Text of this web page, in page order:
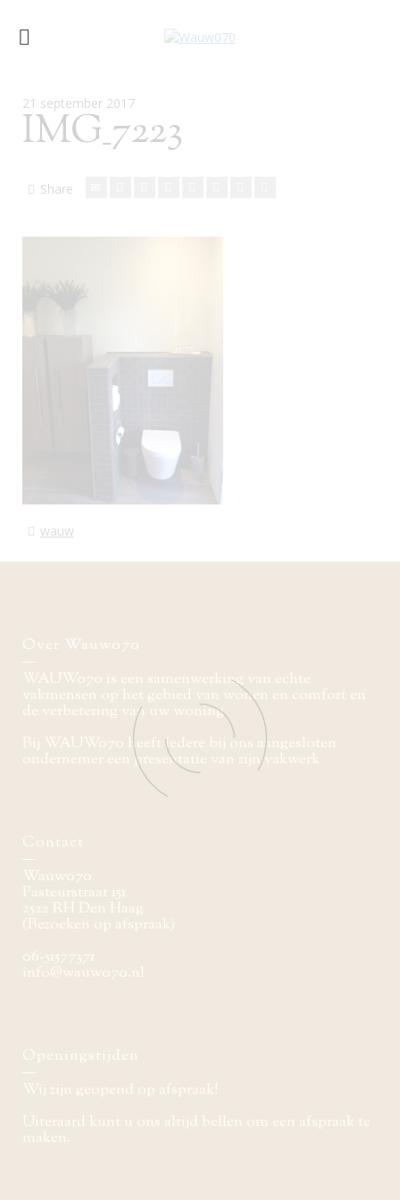
21 september 2017
IMG_7223
Share
wauw
Over Wauw070
WAUW070 is een samenwerking van echte
vakmensen op het gebied van wonen en comfort en
de verbetering van uw woning
Bij WAUW070 heeft iedere bij ons aangesloten
ondernemer een presentatie van zijn vakwerk
Contact
Wauw070
Pasteurstraat 151
2522 RH Den Haag
(Bezoeken op afspraak)
06-51577371
info@wauw070.nl
Openingstijden
Wij zijn geopend op afspraak!
Uiteraard kunt u ons altijd bellen om een afspraak te
maken.